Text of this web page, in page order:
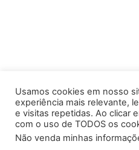
Usamos cookies em nosso
experiência mais relevante,
e visitas repetidas. Ao clicar
com o uso de TODOS os
Não venda minhas